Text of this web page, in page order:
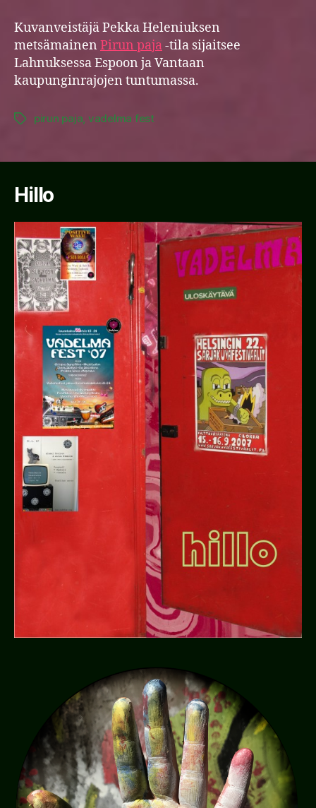
Kuvanveistäjä Pekka Heleniuksen
metsämainen Pirun paja-tila sijaitsee
Lahnuksessa Espoon ja Vantaan
kaupunginrajojen tuntumassa.
Tagspirun paja, vadelma fest
Hillo